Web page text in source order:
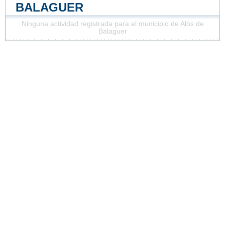
BALAGUER
Ninguna actividad registrada para el municipio de Alòs de
Balaguer